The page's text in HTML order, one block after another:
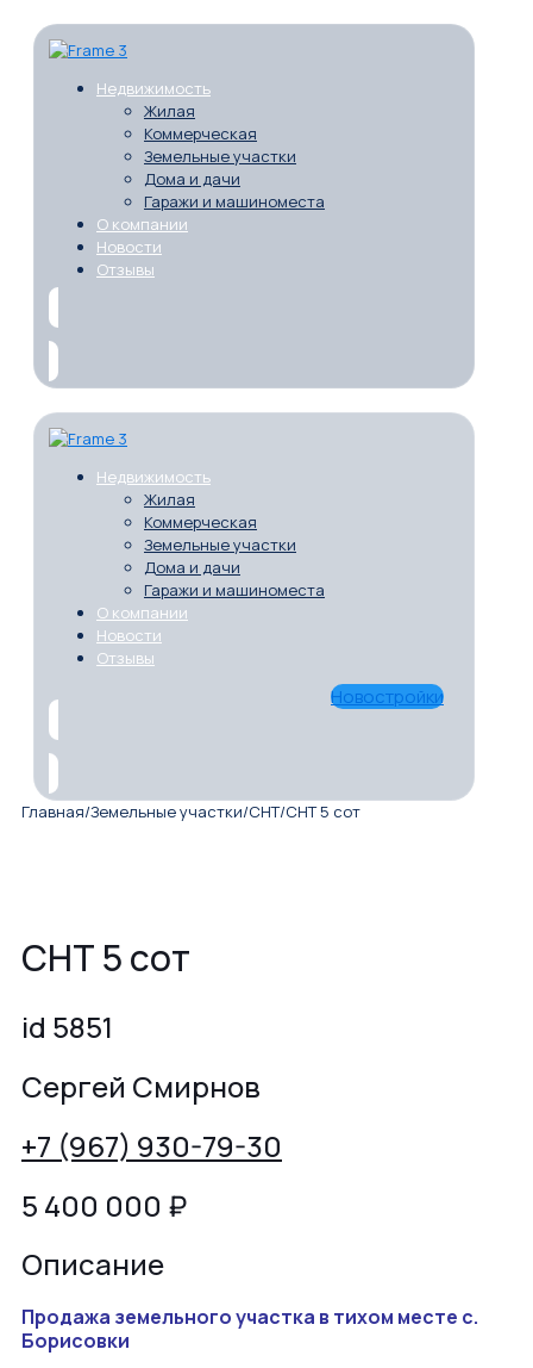
Недвижимость
Жилая
Коммерческая
Земельные участки
Дома и дачи
Гаражи и машиноместа
О компании
Новости
Отзывы
Недвижимость
Жилая
Коммерческая
Земельные участки
Дома и дачи
Гаражи и машиноместа
О компании
Новости
Отзывы
Новостройки
Главная/Земельные участки/СНТ/СНТ 5 сот
СНТ 5 сот
id 5851
Сергей Смирнов
+7 (967) 930-79-30
5 400 000 ₽
Описание
Продажа земельного участка в тихом месте с.
Борисовки